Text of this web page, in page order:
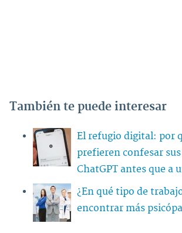
También te puede interesar
El refugio digital: por
prefieren confesar
ChatGPT antes que a
¿En qué tipo de
encontrar más